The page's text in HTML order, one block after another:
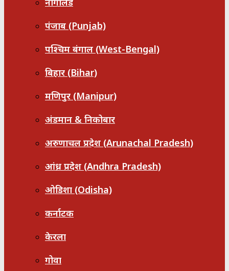
पंजाब (Punjab)
पश्चिम बंगाल (West-Bengal)
बिहार (Bihar)
मणिपुर (Manipur)
अंडमान & निकोबार
अरुणाचल प्रदेश (Arunachal Pradesh)
आंध्र प्रदेश (Andhra Pradesh)
ओडिशा (Odisha)
कर्नाटक
केरला
गोवा